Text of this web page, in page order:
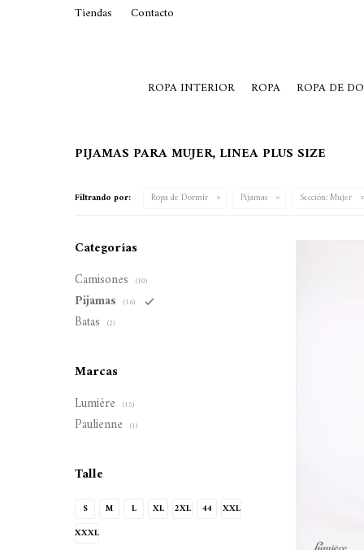
ROPA INTERIOR ROPA ROPA DE
Tiendas Contacto
PIJAMAS PARA MUJER, LINEA PLUS SIZE
Filtrando por: Ropa de Dormir Pijamas Sección:Mujer
Categorías
Camisones (10)
Pijamas (16)
Batas (2)
Marcas
Lumiére (15)
Paulienne (1)
Talle
S M L XL 2XL 44
XXL
XXXL